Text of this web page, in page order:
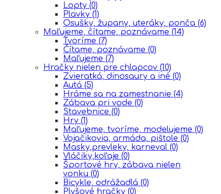
Lopty (0)
Plavky (1)
Osušky, župany, uteráky, ponča (6)
Maľujeme, čítame, poznávame (14)
Tvoríme (7)
Čítame, poznávame (0)
Maľujeme (7)
Hračky nielen pre chlapcov (10)
Zvieratká, dinosaury a iné (0)
Autá (5)
Hráme sa na zamestnanie (4)
Zábava pri vode (0)
Stavebnice (0)
Hry (1)
Maľujeme, tvoríme, modelujeme (0)
Vojačikovia, armáda, pištole (0)
Masky,prevleky, karneval (0)
Vláčiky,koľaje (0)
Športové hry, zábava nielen
vonku (0)
Bicykle, odrážadlá (0)
Plyšové hračky (0)